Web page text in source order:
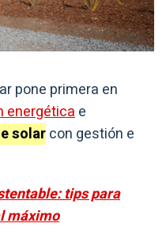
pone primera en
energéticae
solarcon gestión e
tips para
máximo